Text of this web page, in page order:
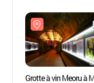
Grotte à vin Meoru à